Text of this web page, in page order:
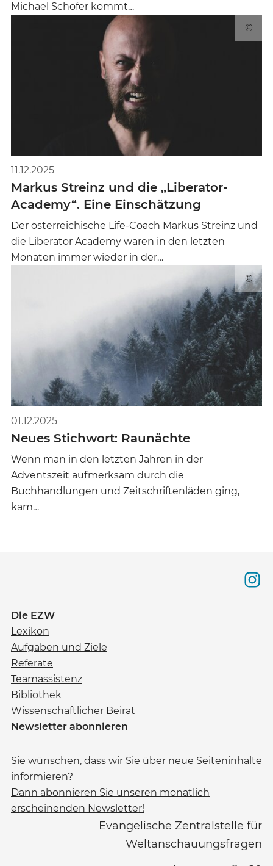
Michael Schofer kommt…
©
11.12.2025
Markus Streinz und die „Liberator-
Academy“. Eine Einschätzung
Der österreichische Life-Coach Markus Streinz und
die Liberator Academy waren in den letzten
Monaten immer wieder in der…
©
01.12.2025
Neues Stichwort: Raunächte
Wenn man in den letzten Jahren in der
Adventszeit aufmerksam durch die
Buchhandlungen und Zeitschriftenläden ging,
kam…
Die EZW
Lexikon
Aufgaben und Ziele
Referate
Teamassistenz
Bibliothek
Wissenschaftlicher Beirat
Newsletter abonnieren
Sie wünschen, dass wir Sie über neue Seiteninhalte
informieren?
Dann abonnieren Sie unseren monatlich
erscheinenden Newsletter!
Evangelische Zentralstelle für
Weltanschauungsfragen